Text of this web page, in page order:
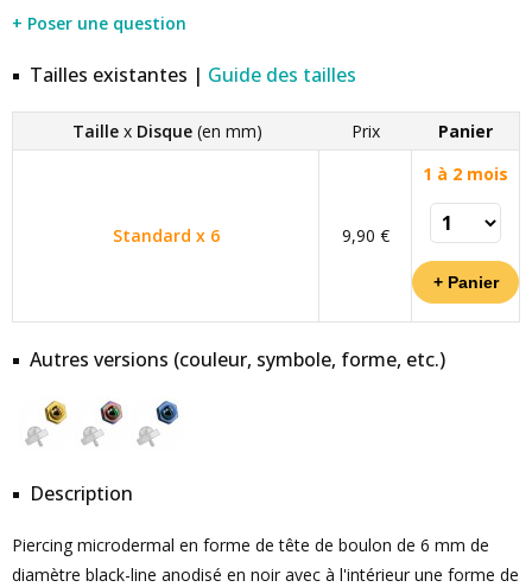
+ Poser une question
Tailles existantes | Guide des tailles
Taillex Disque(en mm) Prix Panier
Standard x 6 9,90 €
1 à 2 mois
Autres versions (couleur, symbole, forme, etc.)
Description
Piercing microdermal en forme de tête de boulon de 6 mm de
diamètre black-line anodisé en noir avec à l'intérieur une forme de